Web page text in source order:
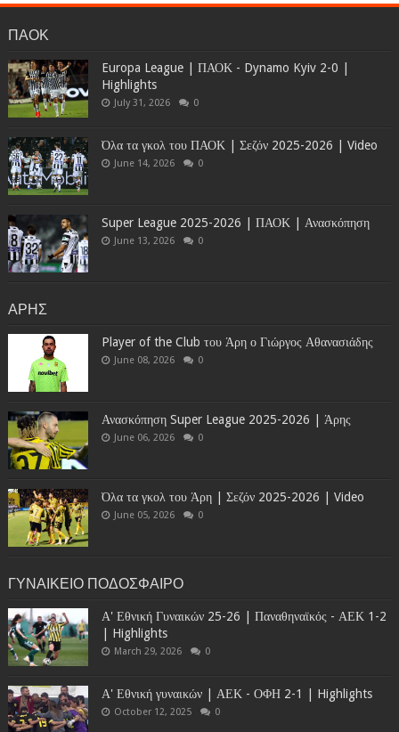
ΠΑΟΚ
Europa League | ΠΑΟΚ - Dynamo Kyiv 2-0 |
Highlights
July 31, 2026 0
Όλα τα γκολ του ΠΑΟΚ | Σεζόν 2025-2026 | Video
June 14, 2026 0
Super League 2025-2026 | ΠΑΟΚ | Ανασκόπηση
June 13, 2026 0
ΑΡΗΣ
Player of the Club του Άρη ο Γιώργος Αθανασιάδης
June 08, 2026 0
Ανασκόπηση Super League 2025-2026 | Άρης
June 06, 2026 0
Όλα τα γκολ του Άρη | Σεζόν 2025-2026 | Video
June 05, 2026 0
ΓΥΝΑΙΚΕΙΟ ΠΟΔΟΣΦΑΙΡΟ
Α' Εθνική Γυναικών 25-26 | Παναθηναϊκός - ΑΕΚ 1-2
| Highlights
March 29, 2026 0
Α' Εθνική γυναικών | ΑΕΚ - ΟΦΗ 2-1 | Highlights
October 12, 2025 0